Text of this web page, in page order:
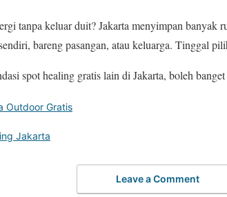
tanpa keluar duit? Jakarta menyimpan banyak
bareng pasangan, atau keluarga. Tinggal
spot healing gratis lain di Jakarta, boleh
Outdoor Gratis
Jakarta
Leave a Comment